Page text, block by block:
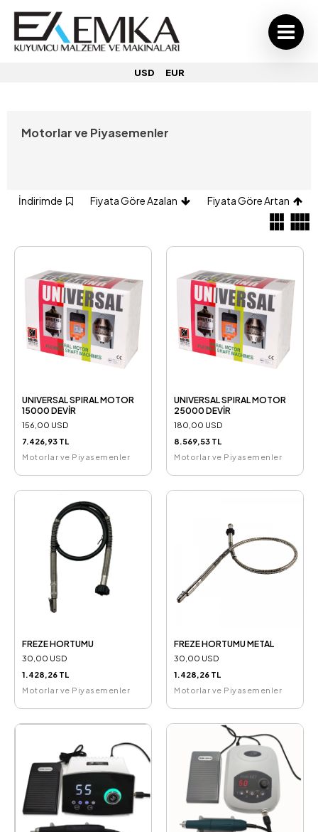
USD EUR
Motorlar ve Piyasemenler
İndirimde Fiyata Göre Azalan Fiyata Göre Artan
UNIVERSAL SPIRAL MOTOR
15000 DEVİR
156,00 USD
7.426,93 TL
Motorlar ve Piyasemenler
UNIVERSAL SPIRAL MOTOR
25000 DEVİR
180,00 USD
8.569,53 TL
Motorlar ve Piyasemenler
FREZE HORTUMU
30,00 USD
1.428,26 TL
Motorlar ve Piyasemenler
FREZE HORTUMU METAL
30,00 USD
1.428,26 TL
Motorlar ve Piyasemenler